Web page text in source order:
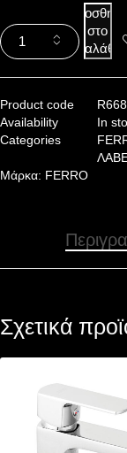
Προσθήκη
στο
καλάθι
Product code
Availability
In
Categories
Μάρκα: FERRO
Σχετικά